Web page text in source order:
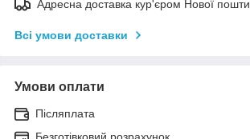
Адресна доставка кур'єром Нової пошти
Всі умови доставки
Умови оплати
Післяплата
Безготівковий розрахунок